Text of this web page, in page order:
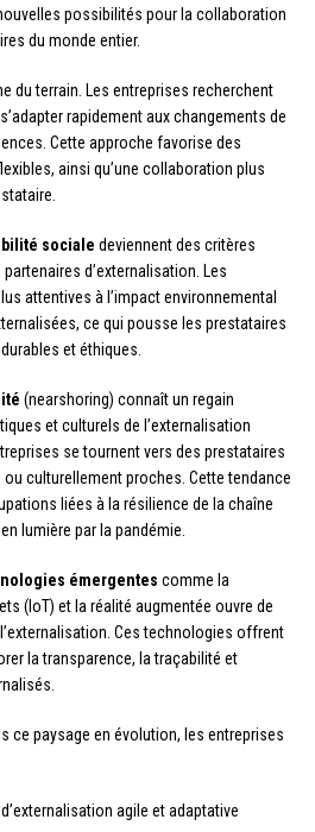
possibilités pour la collaboration
du monde entier.
du terrain. Les entreprises recherchent
rapidement aux changements de
Cette approche favorise des
ainsi qu’une collaboration plus
sociale deviennent des critères
d’externalisation. Les
attentives à l’impact environnemental
ce qui pousse les prestataires
et éthiques.
(nearshoring) connaît un regain
et culturels de l’externalisation
se tournent vers des prestataires
culturellement proches. Cette tendance
liées à la résilience de la chaîne
lumière par la pandémie.
émergentes comme la
(IoT) et la réalité augmentée ouvre de
Ces technologies offrent
la transparence, la traçabilité et
ce paysage en évolution, les entreprises
agile et adaptative